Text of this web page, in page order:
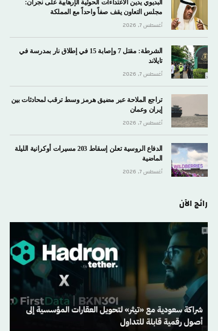
البديوي يدين الاعتداءات الحوثية الإرهابية على نجران:
مجلس التعاون يقف صفاً واحداً مع المملكة
أغسطس 7, 2026
الشرطة: مقتل 7 وإصابة 15 في إطلاق نار بمدرسة في
تايلاند
أغسطس 7, 2026
تراجع الملاحة عبر مضيق هرمز وسط ترقب لمحادثات بين
إيران وعمان
أغسطس 7, 2026
الدفاع الروسية تعلن إسقاط 203 مسيرات أوكرانية الليلة
الماضية
أغسطس 7, 2026
رائج الآن